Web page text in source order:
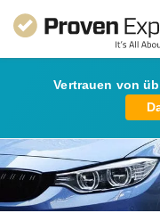
Vertrauen von